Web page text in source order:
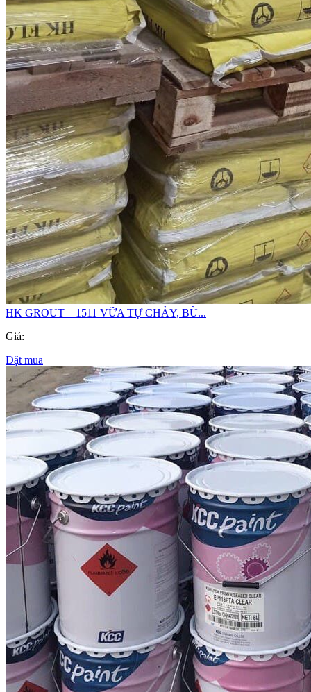
HK GROUT – 1511 VỮA TỰ CHẢY, BÙ...
Giá:
Đặt mua